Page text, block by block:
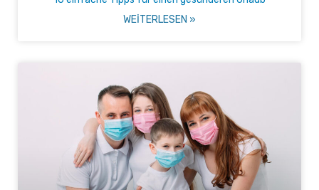
WEITERLESEN »